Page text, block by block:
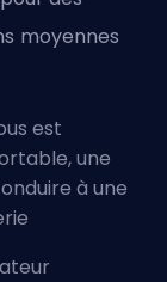
moyennes
est
une
à une